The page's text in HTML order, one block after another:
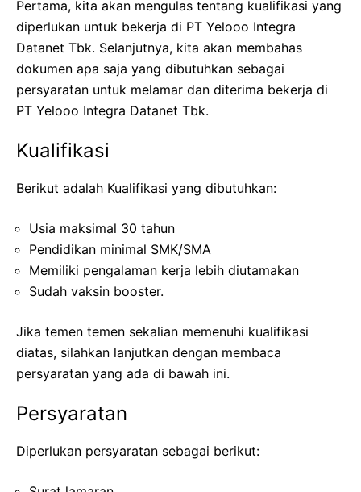
Pertama, kita akan mengulas tentang kualifikasi yang
diperlukan untuk bekerja di PT Yelooo Integra
Datanet Tbk. Selanjutnya, kita akan membahas
dokumen apa saja yang dibutuhkan sebagai
persyaratan untuk melamar dan diterima bekerja di
PT Yelooo Integra Datanet Tbk.
Kualifikasi
Berikut adalah Kualifikasi yang dibutuhkan:
Usia maksimal 30 tahun
Pendidikan minimal SMK/SMA
Memiliki pengalaman kerja lebih diutamakan
Sudah vaksin booster.
Jika temen temen sekalian memenuhi kualifikasi
diatas, silahkan lanjutkan dengan membaca
persyaratan yang ada di bawah ini.
Persyaratan
Diperlukan persyaratan sebagai berikut: